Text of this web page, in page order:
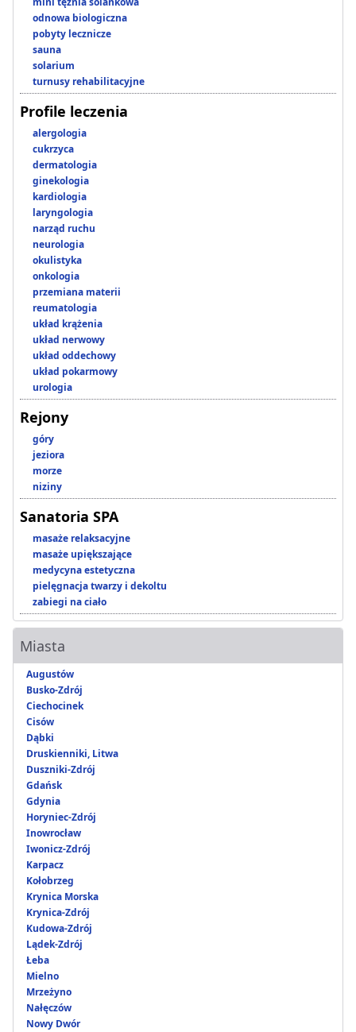
odnowa biologiczna
pobyty lecznicze
sauna
solarium
turnusy rehabilitacyjne
Profile leczenia
alergologia
cukrzyca
dermatologia
ginekologia
kardiologia
laryngologia
narząd ruchu
neurologia
okulistyka
onkologia
przemiana materii
reumatologia
układ krążenia
układ nerwowy
układ oddechowy
układ pokarmowy
urologia
Rejony
góry
jeziora
morze
niziny
Sanatoria SPA
masaże relaksacyjne
masaże upiększające
medycyna estetyczna
pielęgnacja twarzy i dekoltu
zabiegi na ciało
Miasta
Augustów
Busko-Zdrój
Ciechocinek
Cisów
Dąbki
Druskienniki, Litwa
Duszniki-Zdrój
Gdańsk
Gdynia
Horyniec-Zdrój
Inowrocław
Iwonicz-Zdrój
Karpacz
Kołobrzeg
Krynica Morska
Krynica-Zdrój
Kudowa-Zdrój
Lądek-Zdrój
Łeba
Mielno
Mrzeżyno
Nałęczów
Nowy Dwór